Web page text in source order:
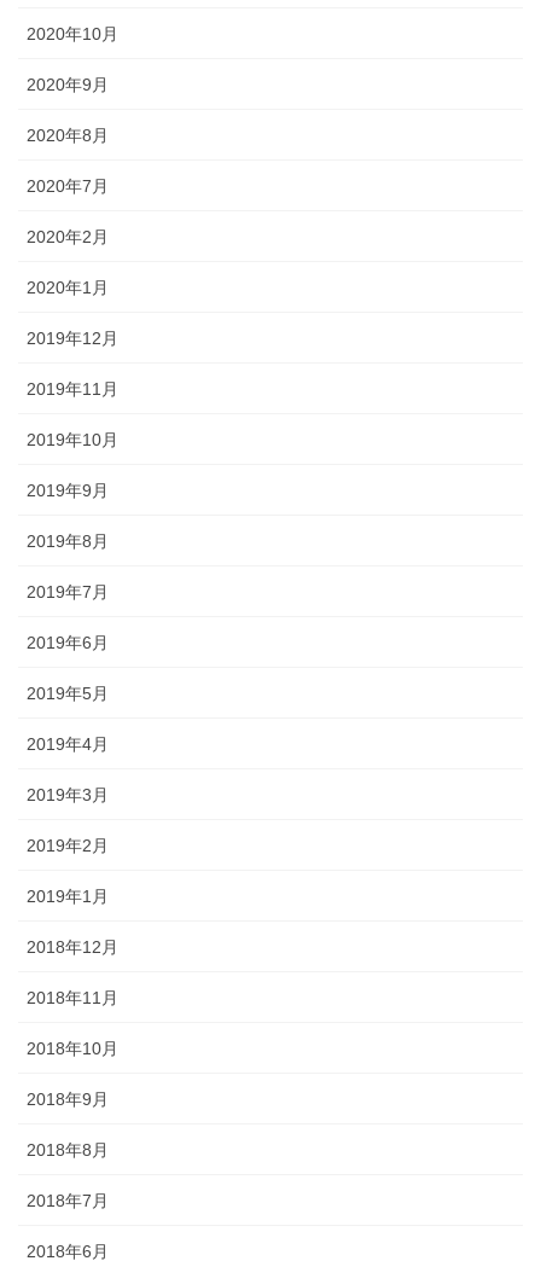
2020年10月
2020年9月
2020年8月
2020年7月
2020年2月
2020年1月
2019年12月
2019年11月
2019年10月
2019年9月
2019年8月
2019年7月
2019年6月
2019年5月
2019年4月
2019年3月
2019年2月
2019年1月
2018年12月
2018年11月
2018年10月
2018年9月
2018年8月
2018年7月
2018年6月